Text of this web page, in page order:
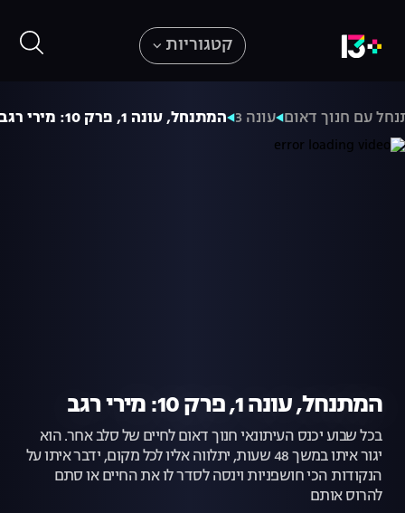
קטגוריות
עם חנוך דאום עונה 3 המתנחל, עונה 1, פרק 10: מירי רגב
המתנחל, עונה 1, פרק 10: מירי רגב
בכל שבוע יכנס העיתונאי חנוך דאום לחיים של סלב אחר. הוא
יגור איתו במשך 48 שעות, יתלווה אליו לכל מקום, ידבר איתו על
הנקודות הכי חושפניות וינסה לסדר לו את החיים או סתם
להרוס אותם